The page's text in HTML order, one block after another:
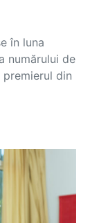
în luna
numărului de
din